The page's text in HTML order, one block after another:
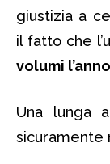
giustizia a
il fatto che
volumi l’anno
Una lunga
sicuramente